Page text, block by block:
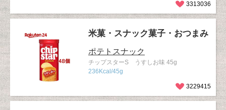
3313036
米菓・スナック菓子・おつまみ
ポテトスナック
チップスターS うすしお味 45g
236Kcal/45g
3229415